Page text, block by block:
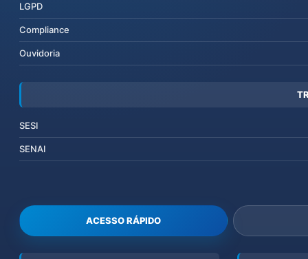
LGPD
Compliance
Ouvidoria
SESI
SENAI
ACESSO RÁPIDO